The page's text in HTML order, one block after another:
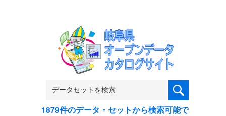
1879件のデータ・セットから検索可能で